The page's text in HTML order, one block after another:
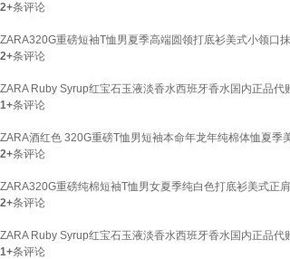
2+条评论
ZARA320G重磅短袖T恤男夏季高端圆领打底衫美式小领口
2+条评论
ZARA Ruby Syrup红宝石玉液淡香水西班牙香水国内正品代
1+条评论
ZARA酒红色 320G重磅T恤男短袖本命年龙年纯棉体恤夏
2+条评论
ZARA320G重磅纯棉短袖T恤男女夏季纯白色打底衫美式正
2+条评论
ZARA Ruby Syrup红宝石玉液淡香水西班牙香水国内正品代
1+条评论